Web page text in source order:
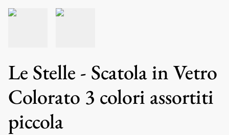
Le Stelle - Scatola in Vetro
Colorato 3 colori assortiti
piccola